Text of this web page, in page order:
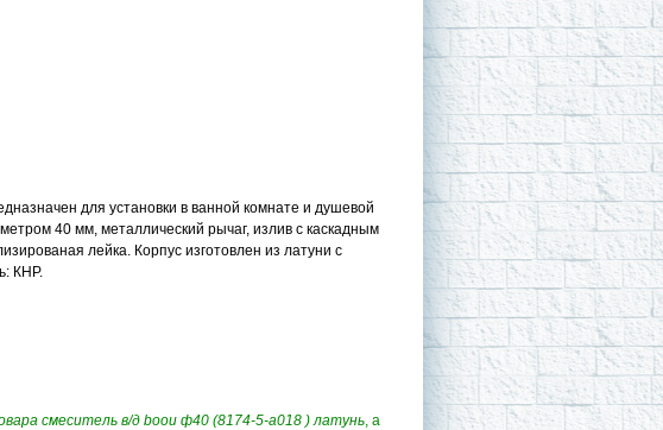
для установки в ванной комнате и душевой
40 мм, металлический рычаг, излив с каскадным
лейка. Корпус изготовлен из латуни с
КНР.
смеситель в/д boou ф40 (8174-5-а018 ) латунь, а